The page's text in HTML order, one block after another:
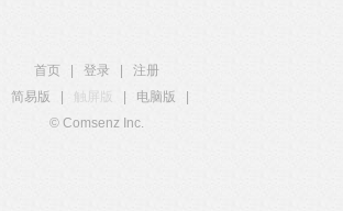
首页 登录
注册
简易版
触屏版 电脑版
© Comsenz Inc.